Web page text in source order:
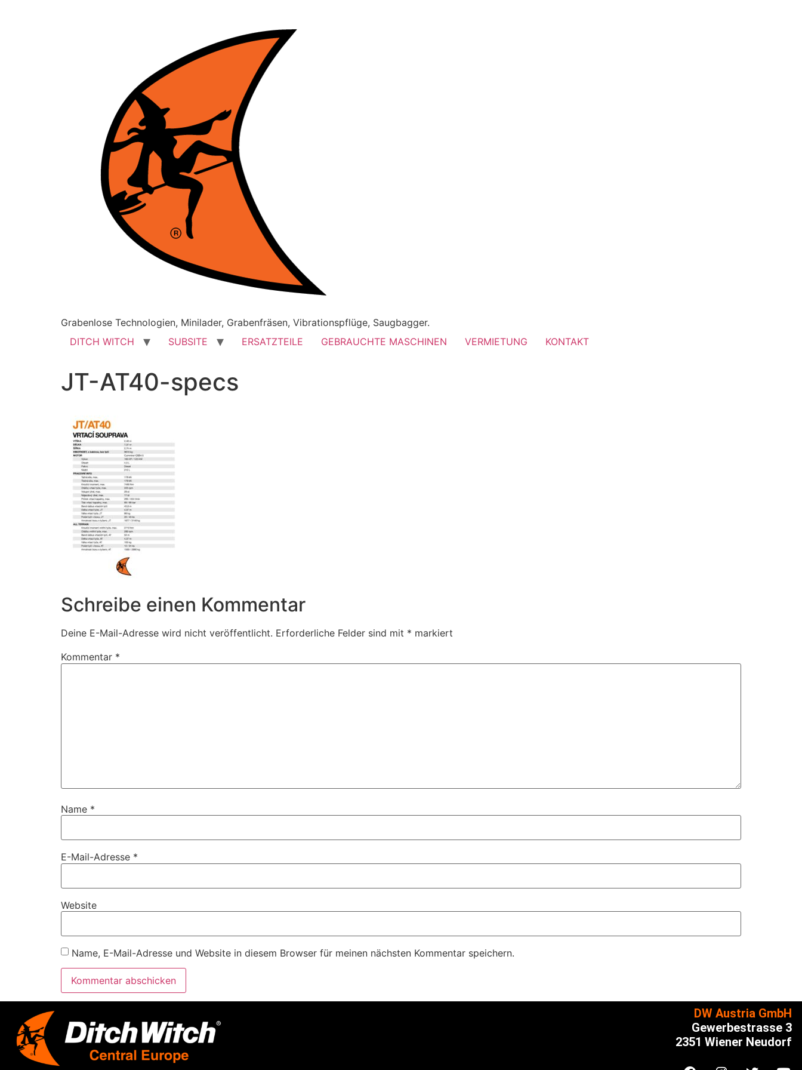
Grabenlose Technologien, Minilader, Grabenfräsen, Vibrationspflüge, Saugbagger.
DITCH WITCH
SUBSITE ERSATZTEILE GEBRAUCHTE MASCHINEN VERMIETUNG KONTAKT
JT-AT40-specs
Schreibe einen Kommentar
Deine E-Mail-Adresse wird nicht veröffentlicht. Erforderliche Felder sind mit * markiert
Kommentar *
Name *
E-Mail-Adresse *
Website
Name, E-Mail-Adresse und Website in diesem Browser für meinen nächsten Kommentar speichern.
DW Austria GmbH
Gewerbestrasse 3
2351 Wiener Neudorf